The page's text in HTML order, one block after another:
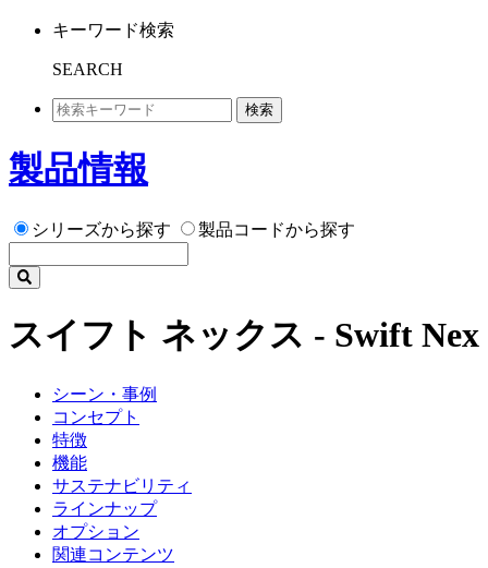
キーワード検索
SEARCH
検索
製品情報
シリーズから探す 製品コードから探す
スイフト ネックス - Swift Nex
シーン・事例
コンセプト
特徴
機能
サステナビリティ
ラインナップ
オプション
関連コンテンツ